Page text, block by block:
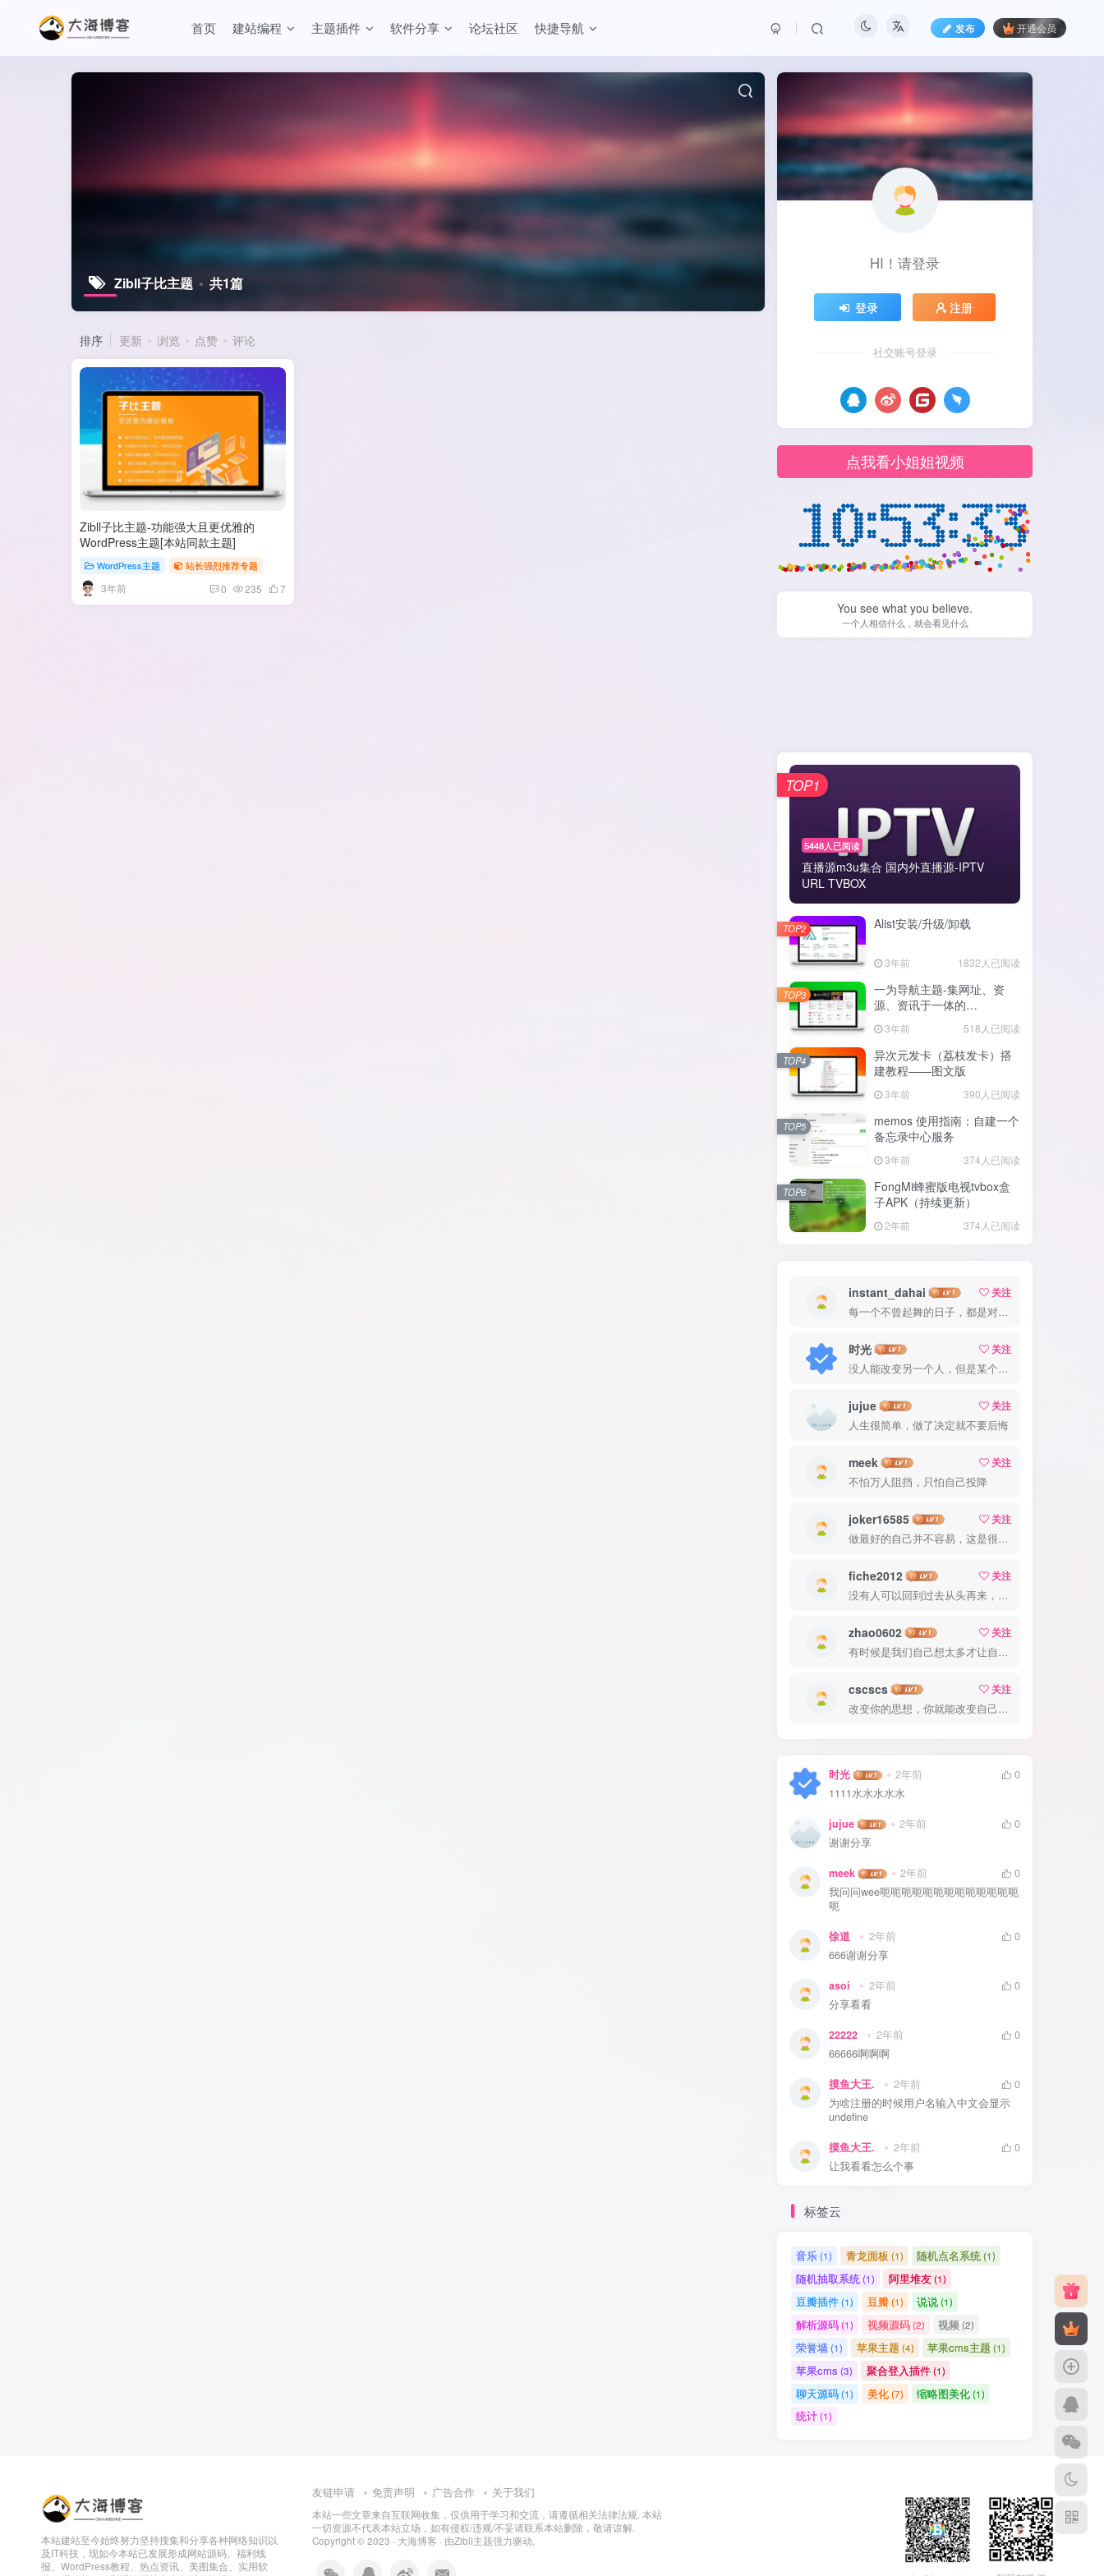
首页 建站编程 主题插件 软件分享 论坛社区 快捷导航 发布 开通会员
Zibll子比主题 共1篇
排序 更新 浏览 点赞 评论
Zibll子比主题-功能强大且更优雅的
WordPress主题[本站同款主题]
WordPress主题 站长强烈推荐专题
3年前 0 235 7
HI！请登录
登录 注册
社交账号登录
点我看小姐姐视频
You see what you believe.
一个人相信什么，就会看见什么
5448人已阅读
直播源m3u集合 国内外直播源-IPTV
URL TVBOX
TOP1
Alist安装/升级/卸载
3年前 1832人已阅读
TOP2
一为导航主题-集网址、资
源、资讯于一体的
WordPress导航主题
3年前 518人已阅读
TOP3
异次元发卡（荔枝发卡）搭
建教程——图文版
3年前 390人已阅读
TOP4
memos 使用指南：自建一个
备忘录中心服务
3年前 374人已阅读
TOP5
FongMi蜂蜜版电视tvbox盒
子APK（持续更新）
2年前 374人已阅读
TOP6
instant_dahai
关注
每一个不曾起舞的日子，都是对生命的辜负
时光
关注
没人能改变另一个人，但是某个人能成为一个人改变的原因
jujue
关注
人生很简单，做了决定就不要后悔
meek
关注
不怕万人阻挡，只怕自己投降
joker16585
关注
做最好的自己并不容易，这是很美好的愿望，需要耐心、坚持和毅力
fiche2012
关注
没有人可以回到过去从头再来，但是每个人都可以从今天开始，创造一个全新的结局
zhao0602
关注
有时候是我们自己想太多才让自己如此难受
cscscs
关注
改变你的思想，你就能改变自己的命运
时光 2年前
0
1111水水水水水
jujue 2年前
0
谢谢分享
meek 2年前
0
我问问wee呃呃呃呃呃呃呃呃呃呃呃呃呃
呃
徐道 2年前
0
666谢谢分享
asoi 2年前
0
分享看看
22222 2年前
0
66666啊啊啊
摸鱼大王. 2年前
0
为啥注册的时候用户名输入中文会显示
undefine
摸鱼大王. 2年前
0
让我看看怎么个事
标签云
音乐(1) 青龙面板 (1) 随机点名系统(1)
随机抽取系统(1) 阿里堆友(1)
豆瓣插件(1) 豆瓣(1) 说说(1)
解析源码(1) 视频源码(2) 视频(2)
荣誉墙(1) 苹果主题 (4) 苹果cms主题 (1)
苹果cms (3) 聚合登入插件(1)
聊天源码(1) 美化(7) 缩略图美化(1)
统计(1)
本站建站至今始终努力坚持搜集和分享各种网络知识以
及IT科技，现如今本站已发展形成网站源码、福利线
报、WordPress教程、热点资讯、美图集合、实用软
友链申请 免责声明 广告合作 关于我们
本站一些文章来自互联网收集，仅供用于学习和交流，请遵循相关法律法规. 本站
一切资源不代表本站立场，如有侵权/违规/不妥请联系本站删除，敬请谅解.
Copyright © 2023 · 大海博客 · 由Zibll主题强力驱动.